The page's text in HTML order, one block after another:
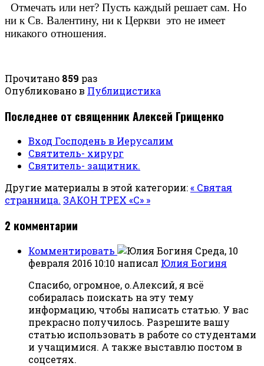
Отмечать или нет? Пусть каждый решает сам. Но
ни к Св. Валентину, ни к Церкви это не имеет
никакого отношения.
Прочитано 859 раз
Опубликовано в Публицистика
Последнее от священник Алексей Грищенко
Вход Господень в Иерусалим
Святитель- хирург
Святитель- защитник.
Другие материалы в этой категории:« Святая
странница. ЗАКОН ТРЕХ «С» »
2 комментарии
Комментировать
Среда, 10
февраля 2016 10:10 написал Юлия Богиня
Спасибо, огромное, о.Алексий, я всё
собиралась поискать на эту тему
информацию, чтобы написать статью. У вас
прекрасно получилось. Разрешите вашу
статью использовать в работе со студентами
и учащимися. А также выставлю постом в
соцсетях.